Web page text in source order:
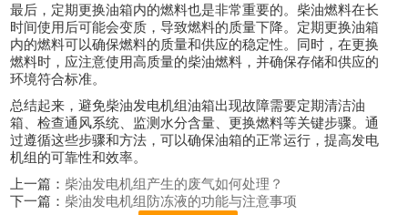
最后，定期更换油箱内的燃料也是非常重要的。柴油燃料在长
时间使用后可能会变质，导致燃料的质量下降。定期更换油箱
内的燃料可以确保燃料的质量和供应的稳定性。同时，在更换
燃料时，应注意使用高质量的柴油燃料，并确保存储和供应的
环境符合标准。
总结起来，避免柴油发电机组油箱出现故障需要定期清洁油
箱、检查通风系统、监测水分含量、更换燃料等关键步骤。通
过遵循这些步骤和方法，可以确保油箱的正常运行，提高发电
机组的可靠性和效率。
上一篇： 柴油发电机组产生的废气如何处理？
下一篇： 柴油发电机组防冻液的功能与注意事项